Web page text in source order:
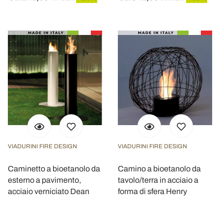
VIADURINI FIRE DESIGN
Caminetto a bioetanolo da
esterno a pavimento,
acciaio verniciato Dean
VIADURINI FIRE DESIGN
Camino a bioetanolo da
tavolo/terra in acciaio a
forma di sfera Henry